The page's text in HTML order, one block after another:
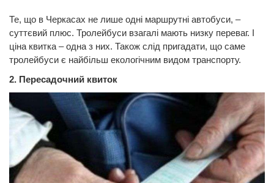
Те, що в Черкасах не лише одні маршрутні автобуси, –
суттєвий плюс. Тролейбуси взагалі мають низку переваг. І
ціна квитка – одна з них. Також слід пригадати, що саме
тролейбуси є найбільш екологічним видом транспорту.
2. Пересадочний квиток